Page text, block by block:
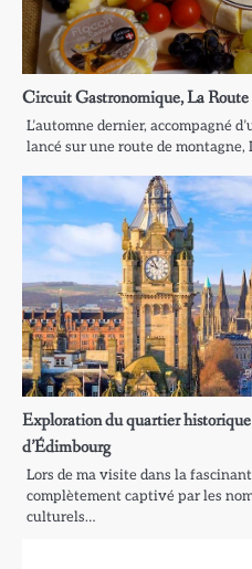
Circuit Gastronomique, La Route
L’automne dernier, accompagné
lancé sur une route de
Exploration du quartier
d’Édimbourg
Lors de ma visite dans la
complètement captivé par les
culturels…